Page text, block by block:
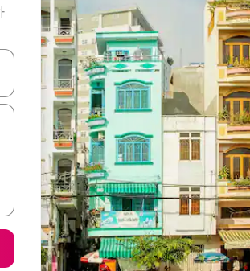
는 스와이프 동작으로 탐색하세요.